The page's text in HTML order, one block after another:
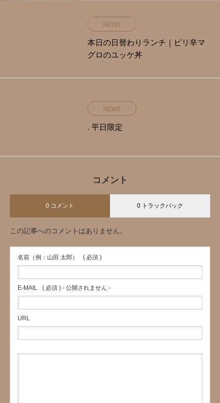
NEWS
本日の日替わりランチ｜ピリ辛マ
グロのユッケ丼
NEWS
. 平日限定️
コメント
0 コメント 0 トラックバック
この記事へのコメントはありません。
名前（例：山田 太郎） ( 必須 )
E-MAIL ( 必須 ) - 公開されません -
URL